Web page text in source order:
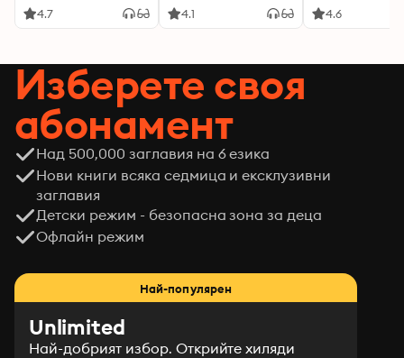
4.7 4.1 4.6
Изберете своя
абонамент
Над 500,000 заглавия на 6 езика
Нови книги всяка седмица и ексклузивни
заглавия
Детски режим - безопасна зона за деца
Офлайн режим
Най-популярен
Unlimited
Най-добрият избор. Открийте хиляди